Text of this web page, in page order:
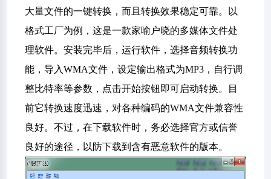
大量文件的一键转换，而且转换效果稳定可靠。以
格式工厂为例，这是一款家喻户晓的多媒体文件处
理软件。安装完毕后，运行软件，选择音频转换功
能，导入WMA文件，设定输出格式为MP3，自行调
整比特率等参数，点击开始按钮即可启动转换。目
前它转换速度迅速，对各种编码的WMA文件兼容性
良好。不过，在下载软件时，务必选择官方或信誉
良好的途径，以防下载到含有恶意软件的版本。